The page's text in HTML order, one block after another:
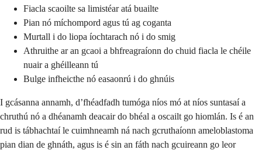
Fiacla scaoilte sa limistéar atá buailte
Pian nó míchompord agus tú ag coganta
Murtall i do liopa íochtarach nó i do smig
Athruithe ar an gcaoi a bhfreagraíonn do chuid fiacla le chéile
nuair a ghéilleann tú
Bulge infheicthe nó easaonrú i do ghnúis
I gcásanna annamh, d’fhéadfadh tumóga níos mó at níos suntasaí a
chruthú nó a dhéanamh deacair do bhéal a oscailt go hiomlán. Is é an
rud is tábhachtaí le cuimhneamh ná nach gcruthaíonn ameloblastoma
pian dian de ghnáth, agus is é sin an fáth nach gcuireann go leor